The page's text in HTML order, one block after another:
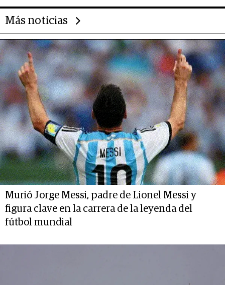
Más noticias
Murió Jorge Messi, padre de Lionel Messi y
figura clave en la carrera de la leyenda del
fútbol mundial